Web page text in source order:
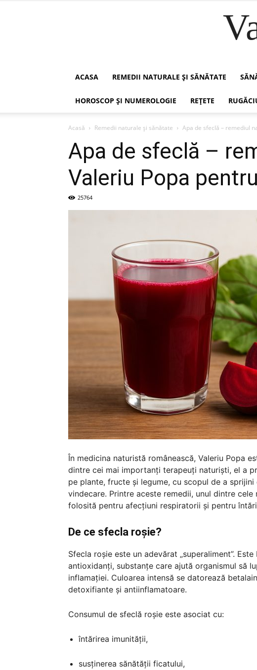
ACASA REMEDII NATURALE ȘI SĂNĂTATE
HOROSCOP ȘI NUMEROLOGIE REȚETE
Acasă Remedii naturale și sănătate Apa de sfeclă – remediul
Apa de sfeclă –
Valeriu Popa
25764
În medicina naturistă românească, Valeriu Popa
dintre cei mai importanți terapeuți naturiști, el a
pe plante, fructe și legume, cu scopul de a
vindecare. Printre aceste remedii, unul dintre cele
folosită pentru afecțiuni respiratorii și pentru
De ce sfecla roșie?
Sfecla roșie este un adevărat „superaliment”.
antioxidanți, substanțe care ajută organismul să
inflamației. Culoarea intensă se datorează
detoxifiante și antiinflamatoare.
Consumul de sfeclă roșie este asociat cu:
întărirea imunității,
susținerea sănătății ficatului,